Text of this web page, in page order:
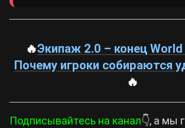
🔥Экипаж 2.0 – конец
Почему игроки собираются
🔥
Подписывайтесь на канал👇, а мы